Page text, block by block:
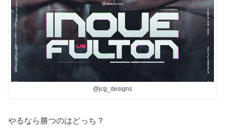
@jcg_designs
やるなら勝つのはどっち？